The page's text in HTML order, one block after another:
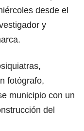
desde el
y
fotógrafo,
municipio con un
del